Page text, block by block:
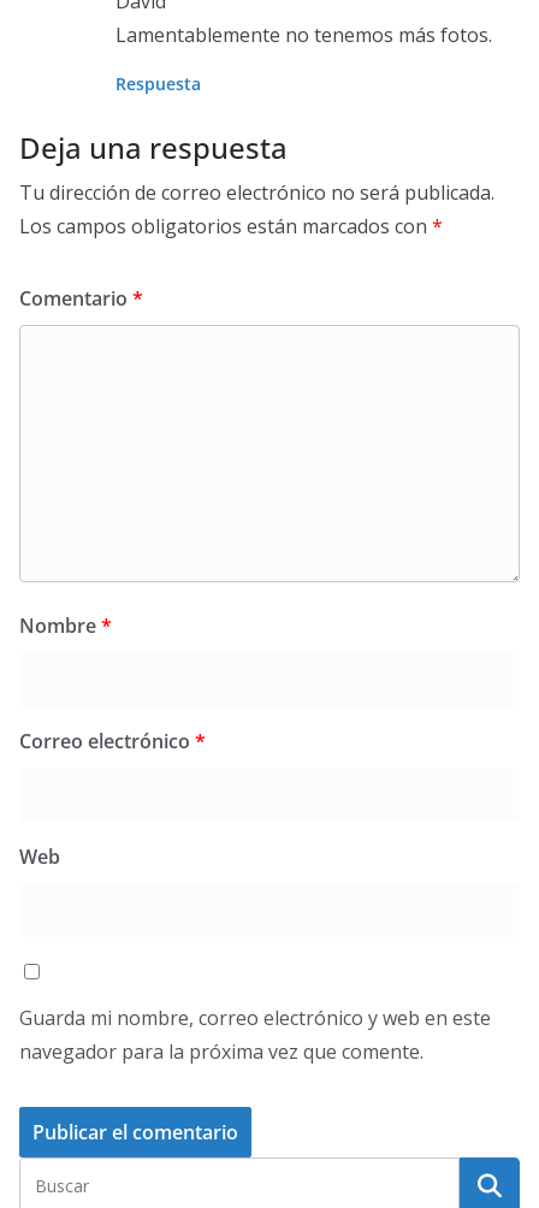
Lamentablemente no tenemos más fotos.
Respuesta
Deja una respuesta
Tu dirección de correo electrónico no será publicada.
Los campos obligatorios están marcados con *
Comentario *
Nombre*
Correo electrónico *
Web
Guarda mi nombre, correo electrónico y web en este
navegador para la próxima vez que comente.